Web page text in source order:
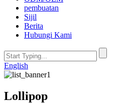
pembuatan
Sijil
Berita
Hubungi Kami
English
Lollipop